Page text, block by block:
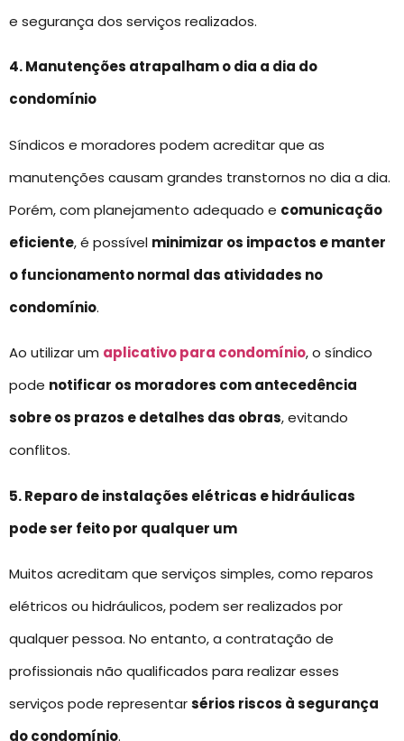
e segurança dos serviços realizados.
4. Manutenções atrapalham o dia a dia do
condomínio
Síndicos e moradores podem acreditar que as
manutenções causam grandes transtornos no dia a dia.
Porém, com planejamento adequado e comunicação
eficiente, é possível minimizar os impactos e manter
o funcionamento normal das atividades no
condomínio.
Ao utilizar um aplicativo para condomínio, o síndico
pode notificar os moradores com antecedência
sobre os prazos e detalhes das obras, evitando
conflitos.
5. Reparo de instalações elétricas e hidráulicas
pode ser feito por qualquer um
Muitos acreditam que serviços simples, como reparos
elétricos ou hidráulicos, podem ser realizados por
qualquer pessoa. No entanto, a contratação de
profissionais não qualificados para realizar esses
serviços pode representarsérios riscos à segurança
do condomínio.